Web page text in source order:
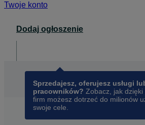
Twoje konto
Dodaj ogłoszenie
Sprzedajesz, oferujesz usługi
pracowników? Zobacz, jak
firm możesz dotrzeć do milionów
swoje cele.